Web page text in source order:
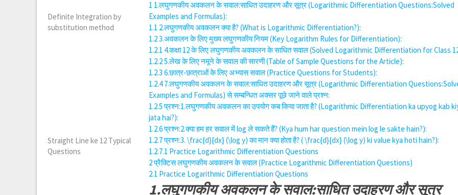
1 1.लघुगणकीय अवकलन के सवाल:साधित उदाहरण और सूत्र (Logarithmic Differentiation Questions:Solved
Examples and Formulas):
1.1 2.लघुगणकीय अवकलन क्या है? (What is Logarithmic Differentiation?):
1.23.अवकलन के लिए मुख्य लघुगणकीय नियम (Key Logarithm Rules for Differentiation):
1.2.1 4.कक्षा 12 के लिए लघुगणकीय अवकलन के साधित सवाल (Solved Logarithmic Differentiation for Class
1.2.25.लेख के लिए नमूने के सवाल की सारणी (Table of Sample Questions for the Article):
1.2.3 6.छात्र-छात्राओं के लिए अभ्यास सवाल (Practice Questions for Students):
1.2.4 7.लघुगणकीय अवकलन के सवाल:साधित उदाहरण और सूत्र (Logarithmic Differentiation
Examples and Formulas) से सम्बन्धित अक्सर पूछे जाने वाले प्रश्न:
1.2.5 प्रश्न:1.लघुगणकीय अवकलन का उपयोग कब किया जाता है? (Logarithmic Differentiation ka upyog kab
jata hai?):
1.2.6प्रश्न:2.क्या हम हर सवाल में log ले सकते हैं? (Kya hum har question mein log le sakte hain?):
1.2.7प्रश्न:3. \frac{d}{dx} (\log y) का मान क्या होता है? ( \frac{d}{dx} (\log y) ki value kya hoti hain?):
1.2.7.1 Practice Logarithmic Differentiation Questions
2प्रैक्टिस लघुगणकीय अवकलन के सवाल (Practice Logarithmic Differentiation Questions)
2.1 Practice Logarithmic Differentiation Questions
1.लघुगणकीय अवकलन के सवाल:साधित उदाहरण और सूत्र
Definite Integration by
substitution method
Straight Line ke 12 Typical
Questions